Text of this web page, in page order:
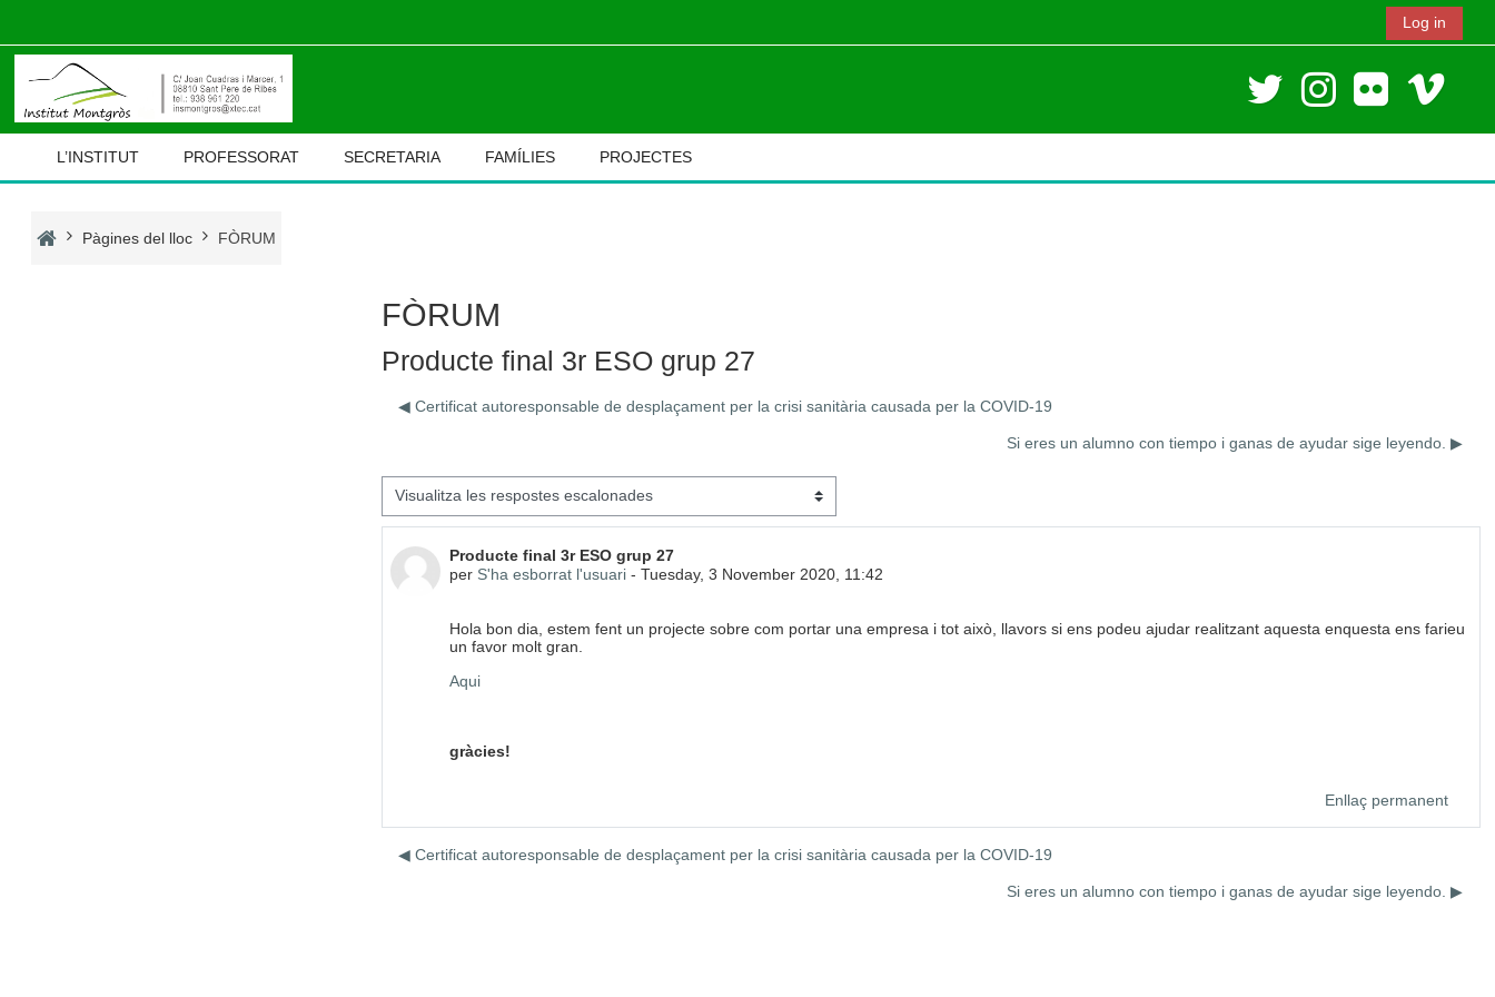
Log in
L’INSTITUT PROFESSORAT SECRETARIA FAMÍLIES PROJECTES
Pàgines del lloc FÒRUM
FÒRUM
Producte final 3r ESO grup 27
◀︎ Certificat autoresponsable de desplaçament per la crisi sanitària causada per la COVID-19
Si eres un alumno con tiempo i ganas de ayudar sige leyendo. ▶︎
Mode de visualització
Producte final 3r ESO grup 27
per S'ha esborrat l'usuari- Tuesday, 3 November 2020, 11:42
Nombre de respostes: 0
Hola bon dia, estem fent un projecte sobre com portar una empresa i tot això, llavors si ens podeu ajudar realitzant aquesta enquesta ens farieu
un favor molt gran.
Aqui
gràcies!
Enllaç permanent
◀︎ Certificat autoresponsable de desplaçament per la crisi sanitària causada per la COVID-19
Si eres un alumno con tiempo i ganas de ayudar sige leyendo. ▶︎